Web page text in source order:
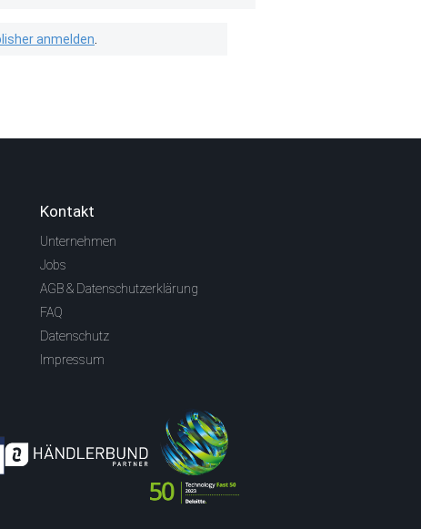
anmelden
Kontakt
Unternehmen
Jobs
AGB & Datenschutzerklärung
FAQ
Datenschutz
Impressum